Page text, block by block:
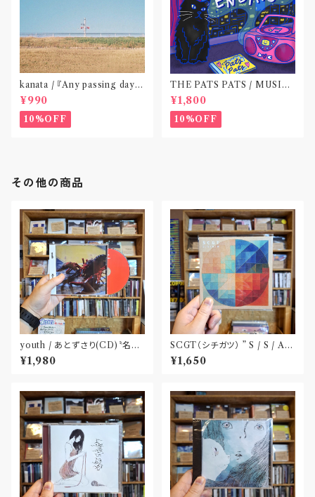
kanata / 『Any passing day -
EP』(CD作品)〝東京〟
¥990
10%OFF
THE PATS PATS / MUSIC
NEVER ENDING(CD作品)
¥1,800
10%OFF
その他の商品
youth / あとずさり(CD)〝名古
屋〟
¥1,980
SCGT（シチガツ） ” S / S / A /
W”(CD)
¥1,650